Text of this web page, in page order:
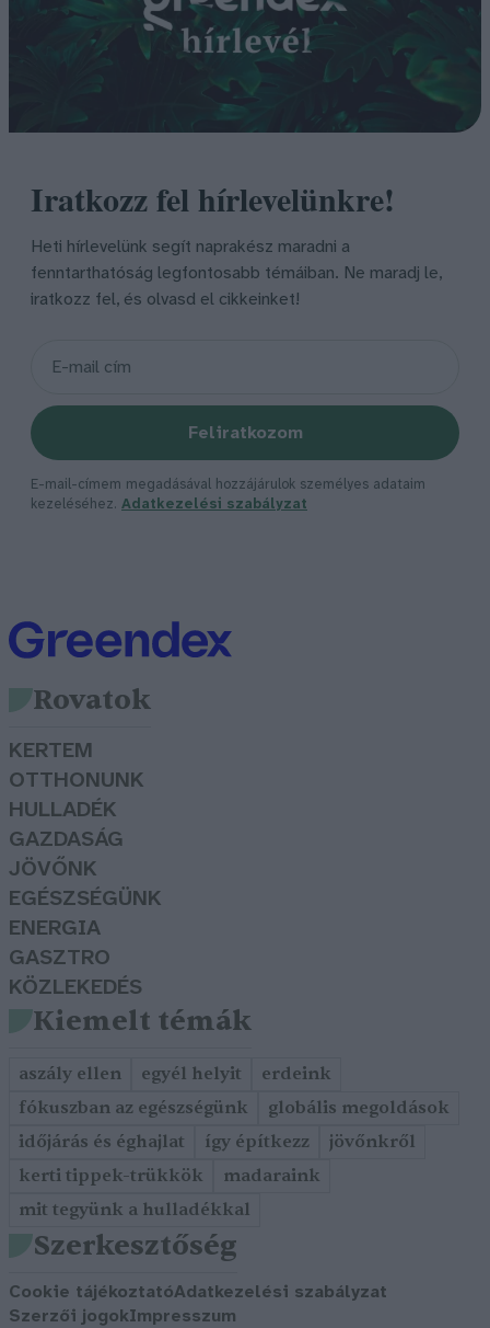
Iratkozz fel hírlevelünkre!
Heti hírlevelünk segít naprakész maradni a
fenntarthatóság legfontosabb témáiban. Ne maradj le,
iratkozz fel, és olvasd el cikkeinket!
Feliratkozom
E-mail-címem megadásával hozzájárulok személyes adataim
kezeléséhez. Adatkezelési szabályzat
Rovatok
KERTEM
OTTHONUNK
HULLADÉK
GAZDASÁG
JÖVŐNK
EGÉSZSÉGÜNK
ENERGIA
GASZTRO
KÖZLEKEDÉS
Kiemelt témák
aszály ellen egyél helyit
erdeink
fókuszban az egészségünk
globális megoldások
időjárás és éghajlat
így építkezz
jövőnkről
kerti tippek-trükkök
madaraink
mit tegyünk a hulladékkal
Szerkesztőség
Cookie tájékoztatóAdatkezelési szabályzat
Szerzői jogokImpresszum